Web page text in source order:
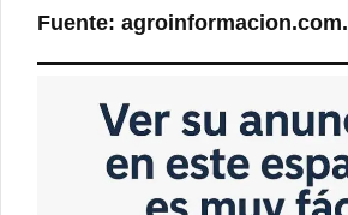
Fuente: agroinformacion.com.